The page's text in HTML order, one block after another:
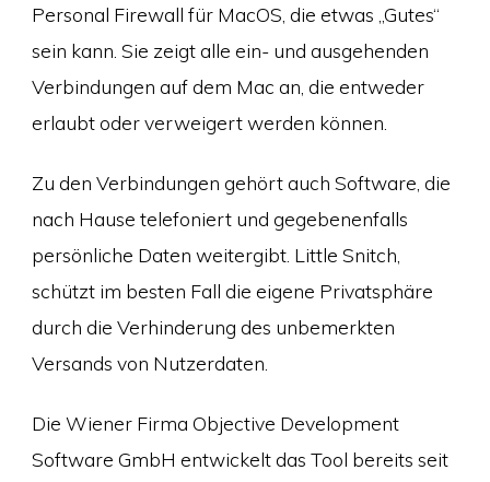
Personal Firewall für MacOS, die etwas „Gutes“
sein kann. Sie zeigt alle ein- und ausgehenden
Verbindungen auf dem Mac an, die entweder
erlaubt oder verweigert werden können.
Zu den Verbindungen gehört auch Software, die
nach Hause telefoniert und gegebenenfalls
persönliche Daten weitergibt. Little Snitch,
schützt im besten Fall die eigene Privatsphäre
durch die Verhinderung des unbemerkten
Versands von Nutzerdaten.
Die Wiener Firma Objective Development
Software GmbH entwickelt das Tool bereits seit